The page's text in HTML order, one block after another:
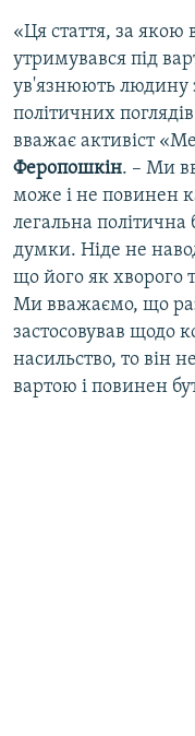
«Ця стаття, за
утримувався під
ув'язнюють людину
політичних
вважає активіст
Феропошкін. – Ми
може і не повинен
легальна політична
думки. Ніде не
що його як хворого
Ми вважаємо, що
застосовував щодо
насильство, то він
вартою і повинен